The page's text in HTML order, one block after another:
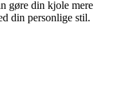
gøre din kjole mere
din personlige stil.